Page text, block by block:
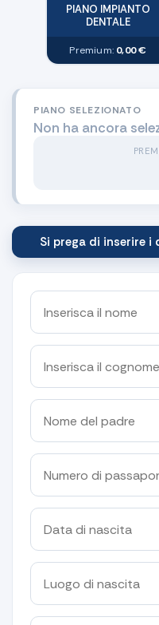
PIANO IMPIANTO
DENTALE
Premium: 0,00 €
PIANO SELEZIONATO
Non ha ancora
Si prega di inserire